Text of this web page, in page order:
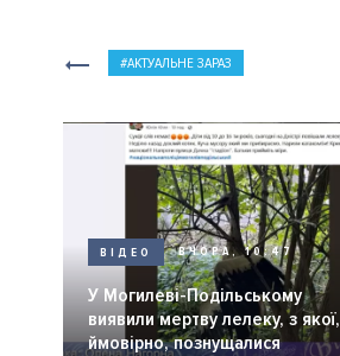
АКТУАЛЬНЕ ЗАРАЗ
ВІДЕО ВЧОРА, 10:47
У Могилеві-Подільському
виявили мертву лелеку, з якої,
ймовірно, познущалися